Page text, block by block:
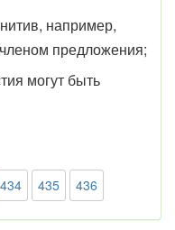
например,
предложения;
могут быть
434 435 436